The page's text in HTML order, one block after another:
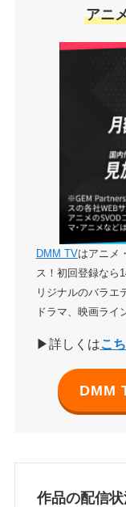
アニ
DMM TVはアニメ
ス！初回登録なら
リジナルのバラエ
ドラマ、映画ライ
▶詳しくはこ
DMM
作品の配信